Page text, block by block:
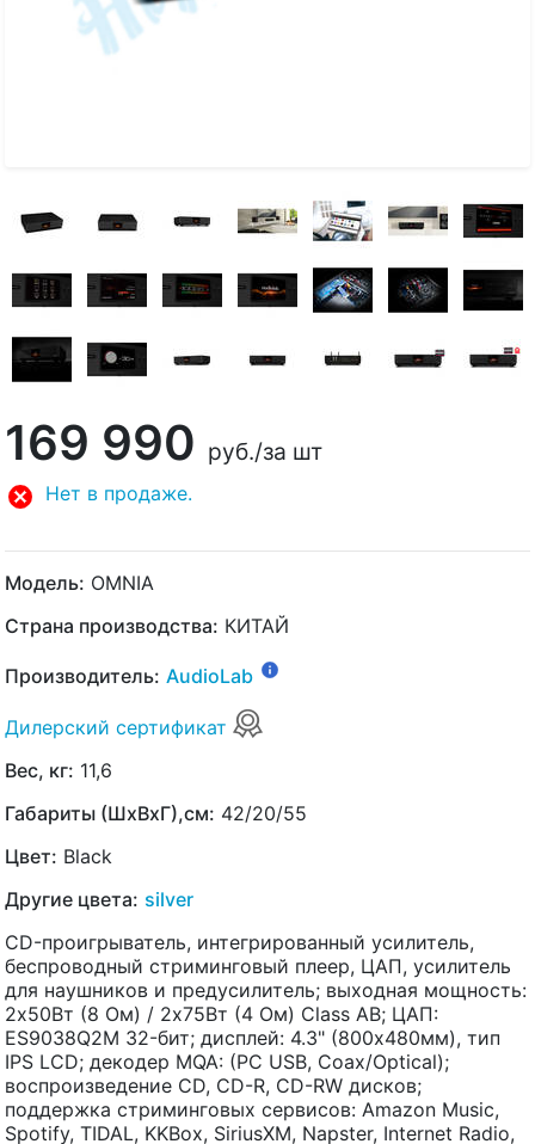
169 990 руб./за шт
Нет в продаже.
Модель: OMNIA
Страна производства: КИТАЙ
Производитель: AudioLab
Дилерский сертификат
Вес, кг: 11,6
Габариты (ШхВхГ),см: 42/20/55
Цвет: Black
Другие цвета: silver
CD-проигрыватель, интегрированный усилитель,
беспроводный стриминговый плеер, ЦАП, усилитель
для наушников и предусилитель; выходная мощность:
2x50Вт (8 Ом) / 2x75Вт (4 Ом) Class AB; ЦАП:
ES9038Q2M 32-бит; дисплей: 4.3" (800x480мм), тип
IPS LCD; декодер MQA: (PC USB, Coax/Optical);
воспроизведение CD, CD-R, CD-RW дисков;
поддержка стриминговых сервисов: Amazon Music,
Spotify, TIDAL, KKBox, SiriusXM, Napster, Internet Radio,